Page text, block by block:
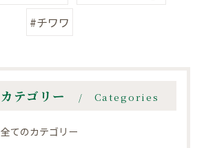
#チワワ
カテゴリー Categories
全てのカテゴリー